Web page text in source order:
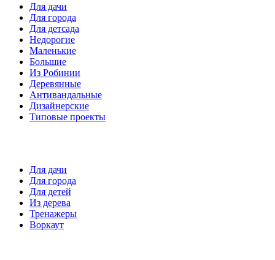
Для дачи
Для города
Для детсада
Недорогие
Маленькие
Большие
Из Робинии
Деревянные
Антивандальные
Дизайнерские
Типовые проекты
Для дачи
Для города
Для детей
Из дерева
Тренажеры
Воркаут